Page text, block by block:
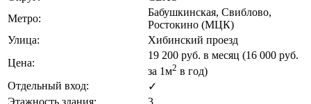
Метро:
Бабушкинская, Свиблово,
Ростокино (МЦК)
Улица:
Хибинский проезд
Цена:
19 200 руб. в месяц (16 000 руб.
за 1м2 в год)
Отдельный вход:
✓